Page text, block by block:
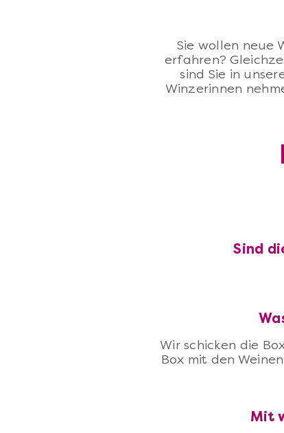
Sie wollen neue
erfahren?
sind Sie in
Winzerinnen
Sind
Wir schicken die
Box mit den
Mit